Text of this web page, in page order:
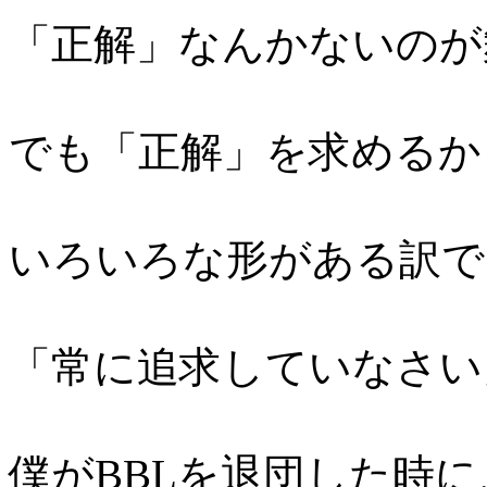
「正解」なんかないの
でも「正解」を求める
いろいろな形がある訳
「常に追求していなさ
僕がBBLを退団した時